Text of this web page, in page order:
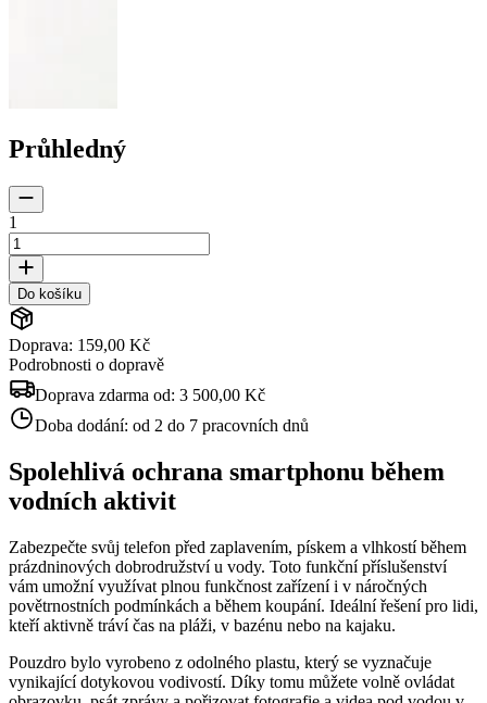
Průhledný
1
Do košíku
Doprava: 159,00 Kč
Podrobnosti o dopravě
Doprava zdarma od: 3 500,00 Kč
Doba dodání: od 2 do 7 pracovních dnů
Spolehlivá ochrana smartphonu během
vodních aktivit
Zabezpečte svůj telefon před zaplavením, pískem a vlhkostí během
prázdninových dobrodružství u vody. Toto funkční příslušenství
vám umožní využívat plnou funkčnost zařízení i v náročných
povětrnostních podmínkách a během koupání. Ideální řešení pro lidi,
kteří aktivně tráví čas na pláži, v bazénu nebo na kajaku.
Pouzdro bylo vyrobeno z odolného plastu, který se vyznačuje
vynikající dotykovou vodivostí. Díky tomu můžete volně ovládat